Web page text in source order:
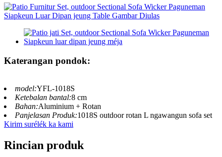
Katerangan pondok:
model:YFL-1018S
Ketebalan bantal:8 cm
Bahan:Aluminium + Rotan
Panjelasan Produk:1018S outdoor rotan L ngawangun sofa set
Kirim surélék ka kami
Rincian produk